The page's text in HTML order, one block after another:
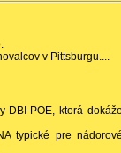
v Pittsburgu....
DBI-POE, ktorá dokáže
typické pre nádorové